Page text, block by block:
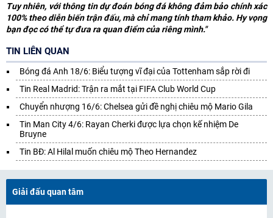
Tuy nhiên, với thông tin dự đoán bóng đá không đảm bảo chính xác
100% theo diễn biến trận đấu, mà chỉ mang tính tham khảo. Hy vọng
bạn đọc có thể tự đưa ra quan điểm của riêng mình."
TIN LIÊN QUAN
Bóng đá Anh 18/6: Biểu tượng vĩ đại của Tottenham sắp rời đi
Tin Real Madrid: Trận ra mắt tại FIFA Club World Cup
Chuyển nhượng 16/6: Chelsea gửi đề nghị chiêu mộ Mario Gila
Tin Man City 4/6: Rayan Cherki được lựa chọn kế nhiệm De
Bruyne
Tin BĐ: Al Hilal muốn chiêu mộ Theo Hernandez
Giải đấu quan tâm